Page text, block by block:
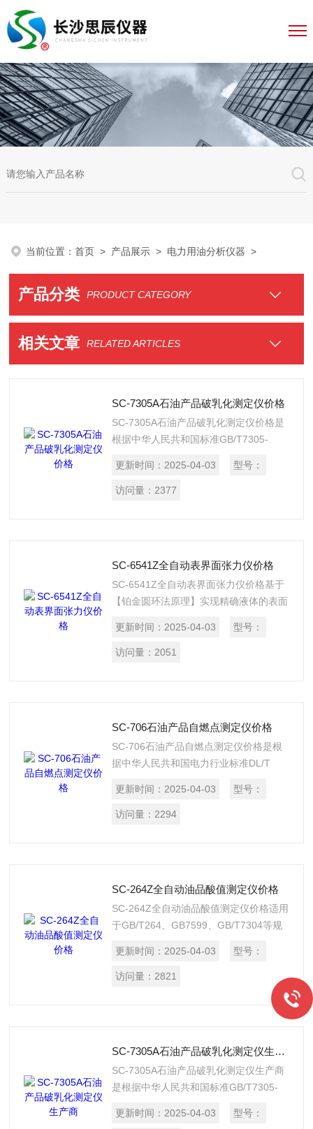
当前位置：首页 > 产品展示 > 电力用油分析仪器 >
产品分类 PRODUCT CATEGORY
相关文章 RELATED ARTICLES
SC-7305A石油产品破乳化测定仪价格
SC-7305A石油产品破乳化测定仪价格是
根据中华人民共和国标准GB/T7305-
和GB/7605-2008《运行中汽轮机油破乳
化测定法》所规定的要求设计制造的，适
更新时间： 2025-04-03 型号：
访问量： 2377
SC-6541Z全自动表界面张力仪价格
SC-6541Z全自动表界面张力仪价格基于
【铂金圆环法原理】实现精确液体的表面
电力、科研、铁路等行业。
更新时间： 2025-04-03 型号：
访问量： 2051
SC-706石油产品自燃点测定仪价格
SC-706石油产品自燃点测定仪价格是根
据中华人民共和国电力行业标准DL/T
法》所规定的要求设计制造的，用于测定
30MW 以上发电机组调速系统中抗燃油
更新时间： 2025-04-03 型号：
访问量： 2294
SC-264Z全自动油品酸值测定仪价格
SC-264Z全自动油品酸值测定仪价格适用
于GB/T264、GB7599、GB/T7304等规
油、柴油、汽油等石油产品的酸值，广泛
应用在化工、电力、铁路、石油等行业。
更新时间： 2025-04-03 型号：
访问量： 2821
SC-7305A石油产品破乳化测定仪生产商
SC-7305A石油产品破乳化测定仪生产商
是根据中华人民共和国标准GB/T7305-
和GB/7605-2008《运行中汽轮机油破乳
更新时间： 2025-04-03 型号：